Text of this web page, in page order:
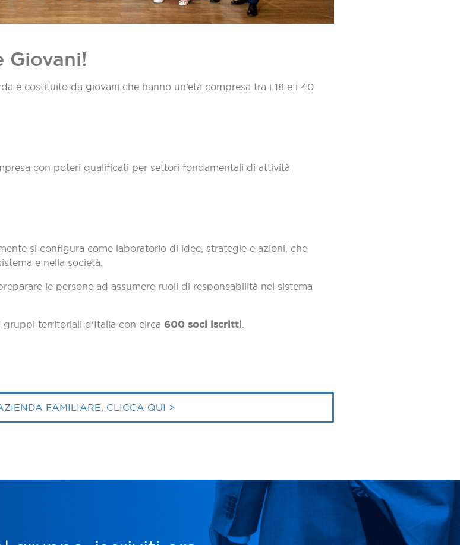
Giovani!
è costituito da giovani che hanno un’età compresa tra i 18 e i 40
con poteri qualificati per settori fondamentali di attività
si configura come laboratorio di idee, strategie e azioni, che
e nella società.
le persone ad assumere ruoli di responsabilità nel sistema
territoriali d'Italia con circa 600 soci iscritti
FAMILIARE, CLICCA QUI >